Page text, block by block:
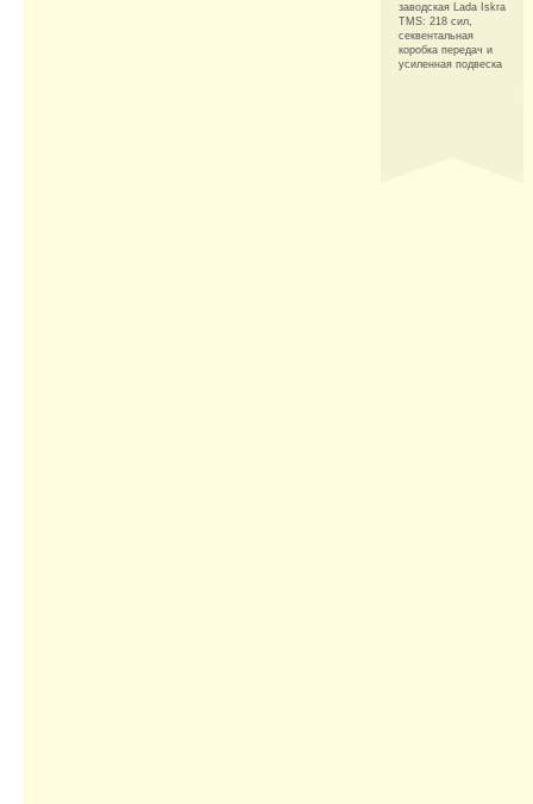
заводская Lada Iskra
TMS: 218 сил,
секвентальная
коробка передач и
усиленная подвеска